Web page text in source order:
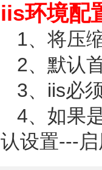
iis环境配
1、将压
2、默认
3、iis必
4、如果
认设置---